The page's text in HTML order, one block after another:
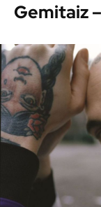
Gemitaiz